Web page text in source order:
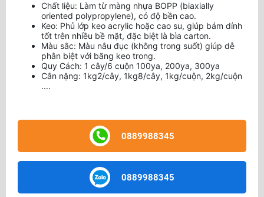
Chất liệu: Làm từ màng nhựa BOPP (biaxially
oriented polypropylene), có độ bền cao.
Keo: Phủ lớp keo acrylic hoặc cao su, giúp bám dính
tốt trên nhiều bề mặt, đặc biệt là bìa carton.
Màu sắc: Màu nâu đục (không trong suốt) giúp dễ
phân biệt với băng keo trong.
Quy Cách: 1 cây/6 cuộn 100ya, 200ya, 300ya
Cân nặng: 1kg2/cây, 1kg8/cây, 1kg/cuộn, 2kg/cuộn
....
0889988345
0889988345